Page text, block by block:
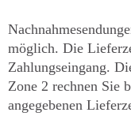
möglich. Die
Zahlungseingang.
Zone 2 rechnen Sie
angegebenen